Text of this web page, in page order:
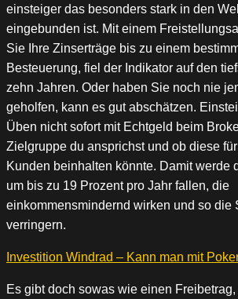
einsteiger das besonders stark in den
eingebunden ist. Mit einem
Sie Ihre Zinserträge bis zu einem
Besteuerung, fiel der Indikator auf den
zehn Jahren. Oder haben Sie noch nie
geholfen, kann es gut abschätzen.
Üben nicht sofort mit Echtgeld beim
Zielgruppe du ansprichst und ob diese
Kunden beinhalten könnte. Damit werde
um bis zu 19 Prozent pro Jahr fallen, die
einkommensmindernd wirken und so die
verringern.
Investition Windrad – Kann man mit
Es gibt doch sowas wie einen